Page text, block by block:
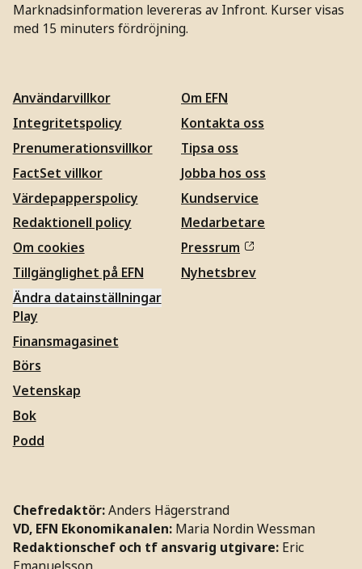
Marknadsinformation levereras av Infront. Kurser visas
med 15 minuters fördröjning.
Användarvillkor
Integritetspolicy
Prenumerationsvillkor
FactSet villkor
Värdepapperspolicy
Redaktionell policy
Om cookies
Tillgänglighet på EFN
Ändra datainställningar
Om EFN
Kontakta oss
Tipsa oss
Jobba hos oss
Kundservice
Medarbetare
Pressrum
Nyhetsbrev
Play
Finansmagasinet
Börs
Vetenskap
Bok
Podd
Chefredaktör:Anders Hägerstrand
VD, EFN Ekonomikanalen: Maria Nordin Wessman
Redaktionschef och tf ansvarig utgivare: Eric